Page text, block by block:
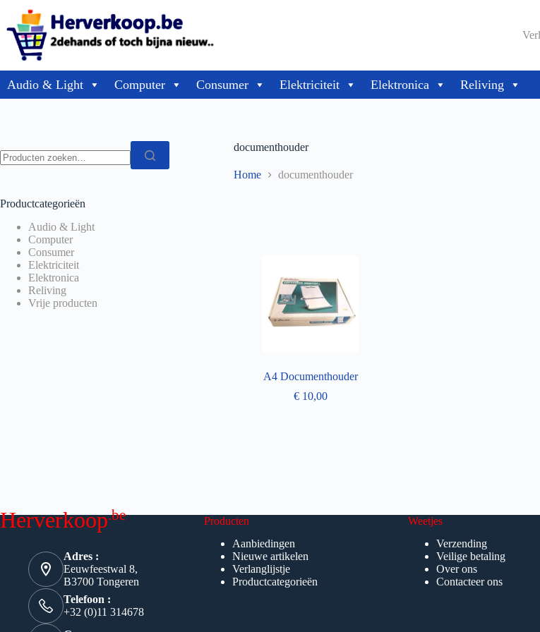
Audio & Light Computer Consumer Elektriciteit Elektronica Reliving
documenthouder
Home documenthouder
A4 Documenthouder
€10,00
Productcategorieën
Audio & Light
Computer
Consumer
Elektriciteit
Elektronica
Reliving
Vrije producten
Herverkoop.be
Adres :
Eeuwfeestwal 8,
B3700 Tongeren
Telefoon :
+32 (0)11 314678
Producten
Aanbiedingen
Nieuwe artikelen
Verlanglijstje
Productcategorieën
Weetjes
Verzending
Veilige betaling
Over ons
Contacteer ons